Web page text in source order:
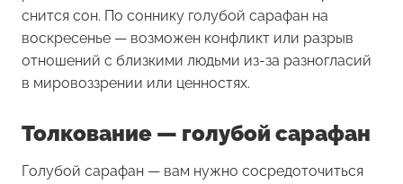
снится сон. По соннику голубой сарафан на
воскресенье — возможен конфликт или разрыв
отношений с близкими людьми из-за разногласий
в мировоззрении или ценностях.
Толкование — голубой сарафан
Голубой сарафан — вам нужно сосредоточиться